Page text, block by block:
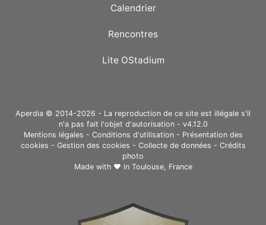
Calendrier
Rencontres
Lite OStadium
Aperdia © 2014-2026 - La reproduction de ce site est illégale s'il
n'a pas fait l'objet d'autorisation - v4.12.0
Mentions légales - Conditions d'utilisation- Présentation des
cookies - Gestion des cookies - Collecte de données - Crédits
photo
Made with ❤ in Toulouse, France